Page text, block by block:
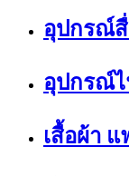
อุปกรณ์
อุปกรณ์ไ
เสื้อผ้า